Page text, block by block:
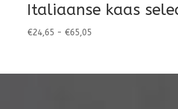
Italiaanse kaas
€24,65 - €65,05Prijsklasse:
€65,05